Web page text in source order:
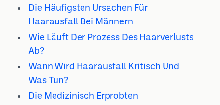
Die Häufigsten Ursachen Für
Haarausfall Bei Männern
Wie Läuft Der Prozess Des Haarverlusts
Ab?
Wann Wird Haarausfall Kritisch Und
Was Tun?
Die Medizinisch Erprobten